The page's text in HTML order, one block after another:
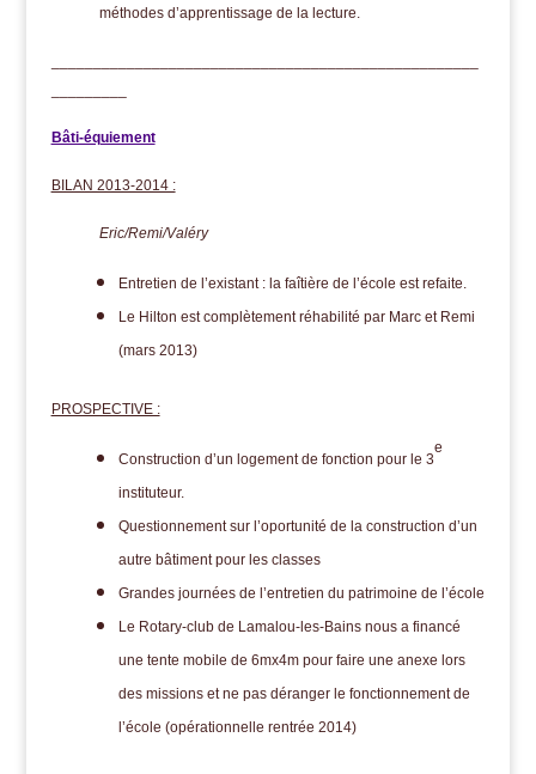
méthodes d’apprentissage de la lecture.
Bâti-équiement
BILAN 2013-2014 :
Eric/Remi/Valéry
Entretien de l’existant : la faîtière de l’école est refaite.
Le Hilton est complètement réhabilité par Marc et Remi
(mars 2013)
PROSPECTIVE :
Construction d’un logement de fonction pour le 3
e
instituteur.
Questionnement sur l’oportunité de la construction d’un
autre bâtiment pour les classes
Grandes journées de l’entretien du patrimoine de l’école
Le Rotary-club de Lamalou-les-Bains nous a financé
une tente mobile de 6mx4m pour faire une anexe lors
des missions et ne pas déranger le fonctionnement de
l’école (opérationnelle rentrée 2014)